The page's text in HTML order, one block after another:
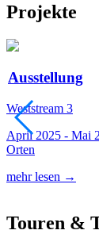
Projekte
Ausstellung
Weststream 3
April 2025 - Mai
Orten
mehr lesen →
Touren &